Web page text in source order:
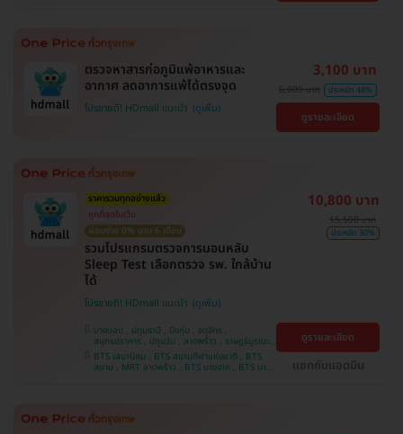
ตรวจหาสารก่อภูมิแพ้อาหารและ
อากาศ ลดอาการแพ้ได้ตรงจุด
โปรขายดี! HDmall แนะนำ
3,100 บาท
6,000 บาท ประหยัด 48%
ดูรายละเอียด
ราคารวมทุกอย่างแล้ว
ถูกที่สุดในเว็บ
ผ่อนจ่าย 0% นาน 6 เดือน
รวมโปรแกรมตรวจการนอนหลับ
Sleep Test เลือกตรวจ รพ. ใกล้บ้าน
ได้
โปรขายดี! HDmall แนะนำ
บางบอน , ปทุมธานี , บึงกุ่ม , จตุจักร ,
สมุทรปราการ , ปทุมวัน , ลาดพร้าว , ราษฎร์บูรณะ ,
คันนายาว , จอมทอง , พระโขนง , ภาษีเจริญ ,
บางรัก , พญาไท , หนองแขม , คลองเตย , บริการ
ถึงบ้าน , บางนา , ราชเทวี , ตลิ่งชัน
BTS เสนานิคม , BTS สนามกีฬาแห่งชาติ , BTS
สยาม , MRT ลาดพร้าว , BTS บางจาก , BTS บาง
10,800 บาท
15,500 บาท
ประหยัด 30%
ดูรายละเอียด
แชทกับแอดมิน